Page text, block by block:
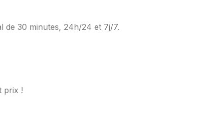
de 30 minutes, 24h/24 et 7j/7.
prix !